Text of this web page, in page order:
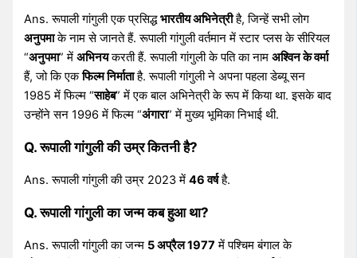
Ans. रूपाली गांगुली एक प्रसिद्धभारतीय अभिनेत्रीहै, जिन्हें सभी लोग
अनुपमाके नाम से जानते हैं. रूपाली गांगुली वर्तमान में स्टार प्लस के सीरियल
“अनुपमा” मेंअभिनयकरती हैं. रूपाली गांगुली के पति का नामअश्विन के वर्मा
हैं, जो कि एकफिल्म निर्माताहै. रूपाली गांगुली ने अपना पहला डेब्यू सन
1985 में फिल्म “साहेब” में एक बाल अभिनेत्री के रूप में किया था. इसके बाद
उन्होंने सन 1996 में फिल्म “अंगारा” में मुख्य भूमिका निभाई थी.
Q. रूपाली गांगुली की उम्र कितनी है?
Ans. रूपाली गांगुली की उम्र 2023 में46 वर्षहै.
Q. रूपाली गांगुली का जन्म कब हुआ था?
Ans. रूपाली गांगुली का जन्म 5 अप्रैल 1977 में पश्चिम बंगाल के